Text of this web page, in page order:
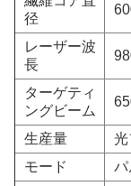
径
レーザー波
長
ターゲティ
ングビーム
生産量
光
モード
パ